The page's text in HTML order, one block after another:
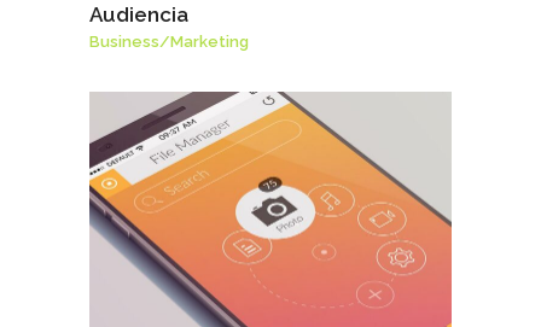
Audiencia
Business/Marketing